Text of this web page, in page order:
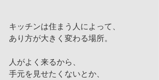
キッチンは住まう人によって、
あり方が大きく変わる場所。
人がよく来るから、
手元を見せたくないとか、